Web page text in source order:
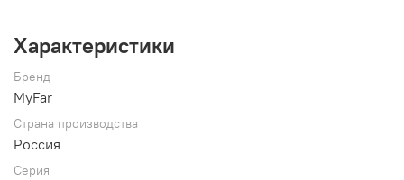
Характеристики
Бренд
MyFar
Страна производства
Россия
Серия